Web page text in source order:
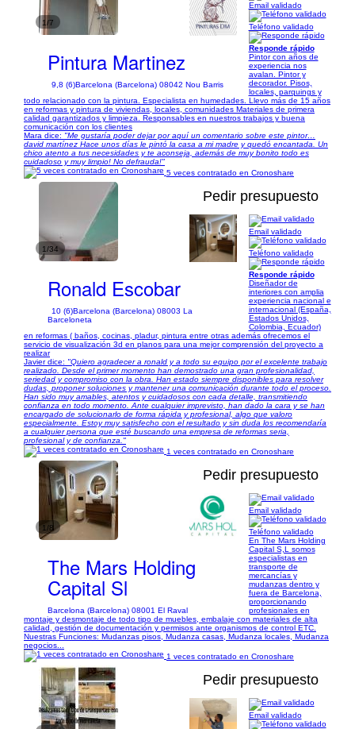
1/7
Pintura Martinez
9,8 (6)Barcelona (Barcelona) 08042 Nou Barris
Email validado
Teléfono validado
Responde rápido
Pintor con años de
experiencia nos
avalan. Pintor y
decorador. Pisos,
locales, parquings y
todo relacionado con la pintura. Especialista en humedades. Llevo más de 15 años
en reformas y pintura de viviendas, locales, comunidades Materiales de primera
calidad garantizados y limpieza. Responsables en nuestros trabajos y buena
comunicación con los clientes
Mara dice: "Me gustaría poder dejar por aquí un comentario sobre este pintor…
david martínez Hace unos días le pintó la casa a mi madre y quedó encantada. Un
chico atento a tus necesidades y te aconseja, además de muy bonito todo es
cuidadoso y muy limpio! No defrauda!"
5 veces contratado en Cronoshare
1/34
Pedir presupuesto
Ronald Escobar
10 (6)Barcelona (Barcelona) 08003 La
Barceloneta
Email validado
Teléfono validado
Responde rápido
Diseñador de
interiores con amplia
experiencia nacional e
internacional (España,
Estados Unidos,
Colombia, Ecuador)
en reformas ( baños, cocinas, pladur, pintura entre otras además ofrecemos el
servicio de visualización 3d en planos para una mejor comprensión del proyecto a
realizar
Javier dice: "Quiero agradecer a ronald y a todo su equipo por el excelente trabajo
realizado. Desde el primer momento han demostrado una gran profesionalidad,
seriedad y compromiso con la obra. Han estado siempre disponibles para resolver
dudas, proponer soluciones y mantener una comunicación durante todo el proceso.
Han sido muy amables, atentos y cuidadosos con cada detalle, transmitiendo
confianza en todo momento. Ante cualquier imprevisto, han dado la cara y se han
encargado de solucionarlo de forma rápida y profesional, algo que valoro
especialmente. Estoy muy satisfecho con el resultado y sin duda los recomendaría
a cualquier persona que esté buscando una empresa de reformas seria,
profesional y de confianza."
1 veces contratado en Cronoshare
1/8
Pedir presupuesto
The Mars Holding
Capital Sl
Barcelona (Barcelona) 08001 El Raval
Email validado
Teléfono validado
En The Mars Holding
Capital S,L somos
especialistas en
transporte de
mercancías y
mudanzas dentro y
fuera de Barcelona,
proporcionando
profesionales en
montaje y desmontaje de todo tipo de muebles, embalaje con materiales de alta
calidad, gestión de documentación y permisos ante organismos de control ETC.
Nuestras Funciones: Mudanzas pisos, Mudanza casas, Mudanza locales, Mudanza
negocios...
1 veces contratado en Cronoshare
Pedir presupuesto
Email validado